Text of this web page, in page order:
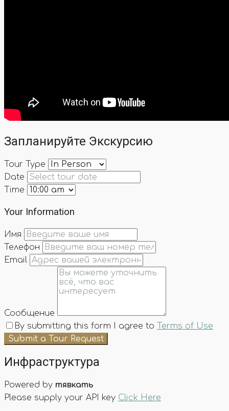
Запланируйте Экскурсию
Tour Type
Date
Time
Your Information
Имя
Телефон
Email
Сообщение
By submitting this form I agree to
Terms of Use
Submit a Tour Request
Инфраструктура
Powered by тявкать
Please supply your API key Click Here